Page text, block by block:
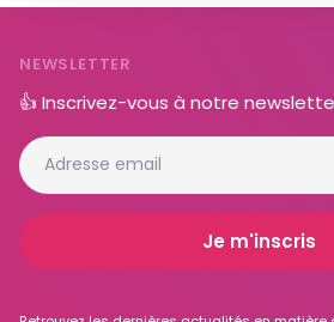
NEWSLETTER
👍 Inscrivez-vous à notre